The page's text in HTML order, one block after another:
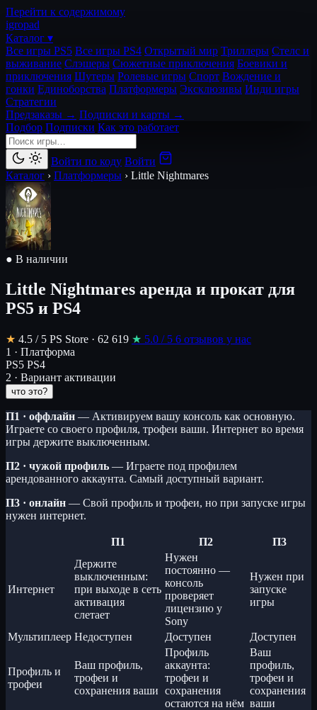
Перейти к содержимому
igropad
Каталог ▾
Все игры PS5 Все игры PS4 Открытый мир Триллеры Стелс и
выживание Слэшеры Сюжетные приключения Боевики и
приключения Шутеры Ролевые игры Спорт Вождение и
гонки Единоборства Платформеры Эксклюзивы Инди игры
Стратегии
Предзаказы → Подписки и карты →
Подбор Подписки Как это работает
Войти по коду Войти
Каталог › Платформеры › Little Nightmares
● В наличии
Little Nightmares аренда и прокат для
PS5 и PS4
★ 4.5 / 5 PS Store · 62 619 ★ 5.0 / 5 6 отзывов у нас
1 · Платформа
PS5 PS4
2 · Вариант активации
что это?
П1 · оффлайн — Активируем вашу консоль как основную.
Играете со своего профиля, трофеи ваши. Интернет во время
игры держите выключенным.
П2 · чужой профиль — Играете под профилем
арендованного аккаунта. Самый доступный вариант.
П3 · онлайн — Свой профиль и трофеи, но при запуске игры
нужен интернет.
П1 П2 П3
Интернет
Держите
выключенным:
при выходе в сеть
активация
слетает
Нужен
постоянно —
консоль
проверяет
лицензию у
Sony
Нужен при
запуске
игры
Мультиплеер Недоступен Доступен Доступен
Профиль и
трофеи
Ваш профиль,
трофеи и
сохранения ваши
Профиль
аккаунта:
трофеи и
сохранения
остаются на нём
Ваш
профиль,
трофеи и
сохранения
ваши